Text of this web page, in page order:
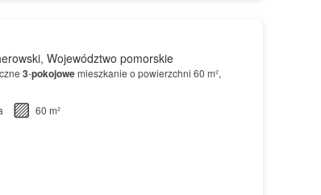
Województwo pomorskie
3-pokojowemieszkanie o powierzchni 60 m²,
60 m²